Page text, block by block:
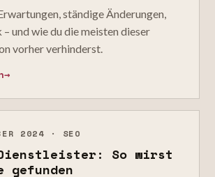
ständige Änderungen,
und wie du die meisten dieser
vorher verhinderst.
→
2024 · SEO
So wirst
gefunden